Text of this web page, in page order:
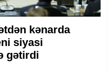
kənarda
siyasi
gətirdi